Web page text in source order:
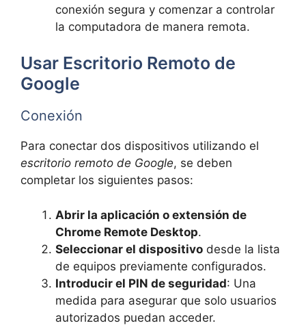
conexión segura y comenzar a controlar
la computadora de manera remota.
Usar Escritorio Remoto de
Google
Conexión
Para conectar dos dispositivos utilizando el
escritorio remoto de Google, se deben
completar los siguientes pasos:
Abrir la aplicación o extensión de
Chrome Remote Desktop.
Seleccionar el dispositivo desde la lista
de equipos previamente configurados.
Introducir el PIN de seguridad: Una
medida para asegurar que solo usuarios
autorizados puedan acceder.